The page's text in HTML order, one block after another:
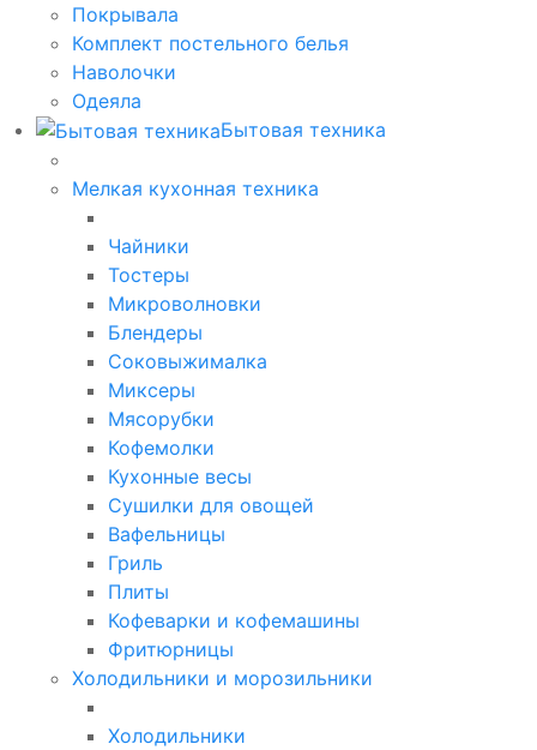
Покрывала
Комплект постельного белья
Наволочки
Одеяла
Бытовая техника
Мелкая кухонная техника
Чайники
Тостеры
Микроволновки
Блендеры
Соковыжималка
Миксеры
Мясорубки
Кофемолки
Кухонные весы
Сушилки для овощей
Вафельницы
Гриль
Плиты
Кофеварки и кофемашины
Фритюрницы
Холодильники и морозильники
Холодильники